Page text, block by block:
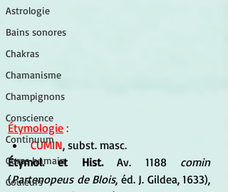
Astrologie
Bains sonores
Chakras
Chamanisme
Champignons
Conscience
Continuum
Corps humain
Couleurs
Étymologie :
CUMIN, subst. masc.
Étymol. et Hist. Av. 1188 comin
(Partenopeus de Blois, éd. J. Gildea, 1633),